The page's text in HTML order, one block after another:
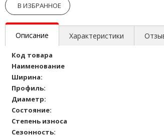
В ИЗБРАННОЕ
Описание Характеристики
Код товара
Наименование
Ширина:
Профиль:
Диаметр:
Состояние:
Степень износа
Сезонность: